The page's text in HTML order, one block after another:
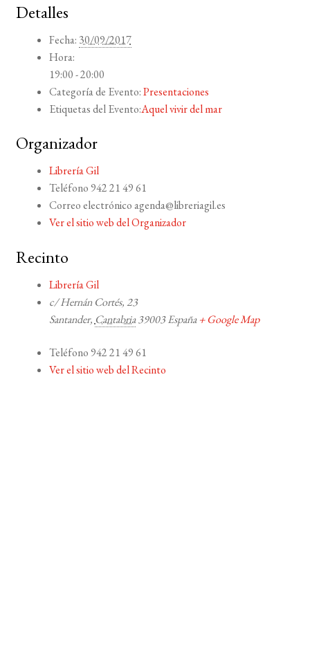
Detalles
Fecha: 30/09/2017
Hora:
19:00 - 20:00
Categoría de Evento:Presentaciones
Etiquetas del Evento:Aquel vivir del mar
Organizador
Librería Gil
Teléfono 942 21 49 61
Correo electrónicoagenda@libreriagil.es
Ver el sitio web del Organizador
Recinto
Librería Gil
c/ Hernán Cortés, 23
Santander, Cantabria 39003 España + Google Map
Teléfono 942 21 49 61
Ver el sitio web del Recinto